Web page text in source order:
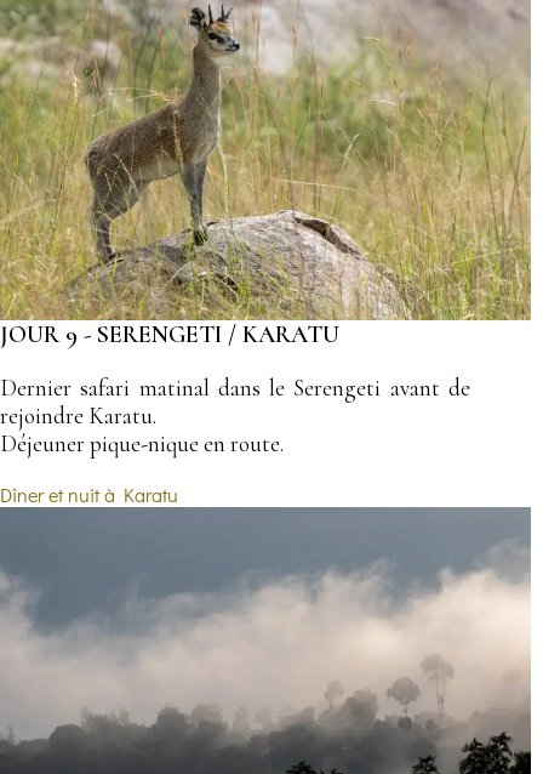
JOUR 9 - SERENGETI / KARATU
Dernier safari matinal dans le Serengeti avant de
rejoindre Karatu.
Déjeuner pique-nique en route.
Dîner et nuit à Karatu